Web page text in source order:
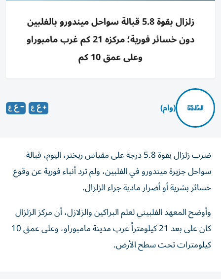
زلزال بقوة 5.8 قبالة سواحل ميندورو بالفلبين
دون خسائر فورية؛ مركزه 21 كم غرب مامبوراو
وعلى عمق 10 كم
(وام)
ضرب زلزال بقوة 5.8 درجة على مقياس ريختر، اليوم، قبالة
سواحل جزيرة ميندورو في الفلبين، ولم ترد أنباء فورية عن وقوع
خسائر بشرية أو أضرار مادية جراء الزلزال.
وأوضح المعهد الفلبيني لعلم البراكين والزلازل، أن مركز الزلزال
كان على بعد 21 كيلومتراً غرب مدينة مامبوراو، وعلى عمق 10
كيلومترات تحت سطح الأرض.